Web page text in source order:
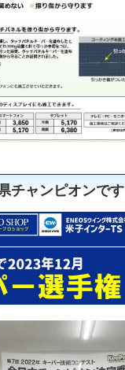
チャンピオンです